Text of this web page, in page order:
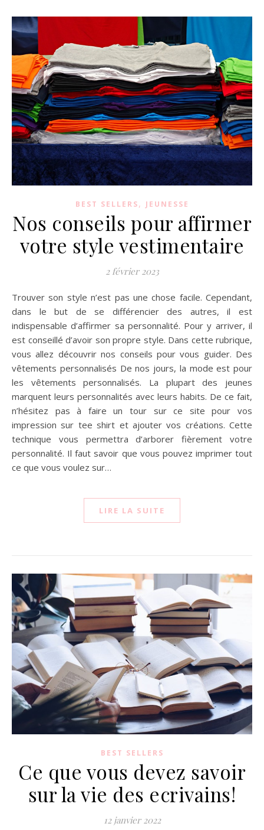
BEST SELLERS, JEUNESSE
Nos conseils pour affirmer
votre style vestimentaire
2 février 2023
Trouver son style n’est pas une chose facile. Cependant,
dans le but de se différencier des autres, il est
indispensable d’affirmer sa personnalité. Pour y arriver, il
est conseillé d’avoir son propre style. Dans cette rubrique,
vous allez découvrir nos conseils pour vous guider. Des
vêtements personnalisés De nos jours, la mode est pour
les vêtements personnalisés. La plupart des jeunes
marquent leurs personnalités avec leurs habits. De ce fait,
n’hésitez pas à faire un tour sur ce site pour vos
impression sur tee shirt et ajouter vos créations. Cette
technique vous permettra d’arborer fièrement votre
personnalité. Il faut savoir que vous pouvez imprimer tout
ce que vous voulez sur…
LIRE LA SUITE
BEST SELLERS
Ce que vous devez savoir
sur la vie des ecrivains!
12 janvier 2022